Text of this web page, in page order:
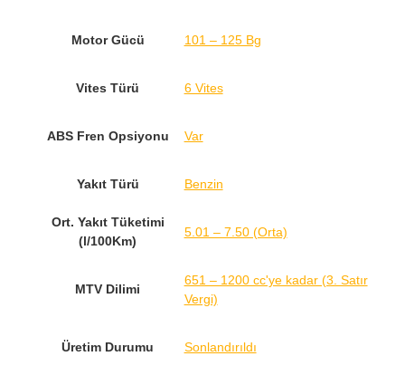
Motor Gücü 101 – 125 Bg
Vites Türü 6 Vites
ABS Fren Opsiyonu Var
Yakıt Türü Benzin
Ort. Yakıt Tüketimi
(l/100Km)
5.01 – 7.50 (Orta)
MTV Dilimi
651 – 1200 cc'ye kadar (3. Satır
Vergi)
Üretim Durumu Sonlandırıldı